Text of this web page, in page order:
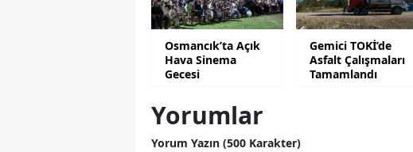
Osmancık’ta Açık
Hava Sinema
Gecesi
Gemici TOKİ’de
Asfalt Çalışmaları
Tamamlandı
Yorumlar
Yorum Yazın (500 Karakter)